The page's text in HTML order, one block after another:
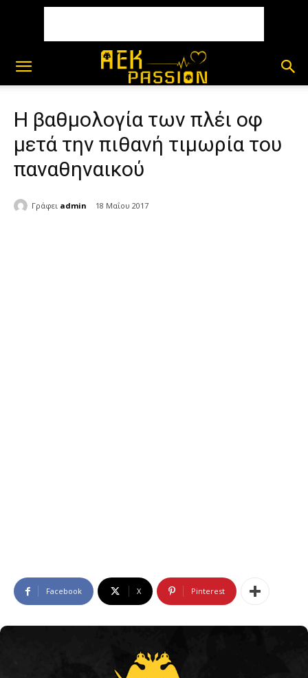
Η βαθμολογία των πλέι οφ
μετά την πιθανή τιμωρία του
παναθηναικού
Γράφει admin 18 Μαΐου 2017
Facebook X Pinterest